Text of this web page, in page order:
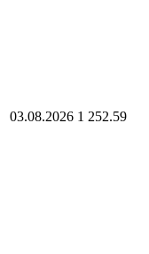
03.08.2026 1 252.59